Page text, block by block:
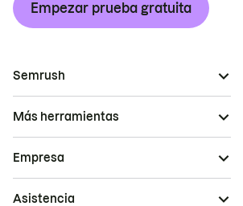
Empezar prueba gratuita
Semrush
Más herramientas
Empresa
Asistencia